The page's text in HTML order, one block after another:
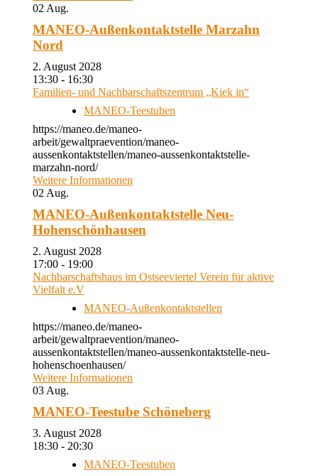
02 Aug.
MANEO-Außenkontaktstelle Marzahn
Nord
2. August 2028
13:30 - 16:30
Familien- und Nachbarschaftszentrum „Kiek in“
MANEO-Teestuben
https://maneo.de/maneo-
arbeit/gewaltpraevention/maneo-
aussenkontaktstellen/maneo-aussenkontaktstelle-
marzahn-nord/
Weitere Informationen
02 Aug.
MANEO-Außenkontaktstelle Neu-
Hohenschönhausen
2. August 2028
17:00 - 19:00
Nachbarschaftshaus im Ostseeviertel Verein für aktive
Vielfalt e.V
MANEO-Außenkontaktstellen
https://maneo.de/maneo-
arbeit/gewaltpraevention/maneo-
aussenkontaktstellen/maneo-aussenkontaktstelle-neu-
hohenschoenhausen/
Weitere Informationen
03 Aug.
MANEO-Teestube Schöneberg
3. August 2028
18:30 - 20:30
MANEO-Teestuben